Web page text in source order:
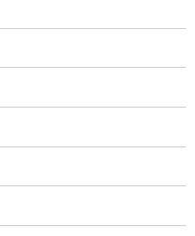
、小学生、中学生、高校生